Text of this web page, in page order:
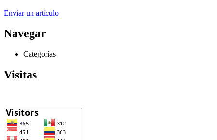
Enviar un artículo
Navegar
Categorías
Visitas